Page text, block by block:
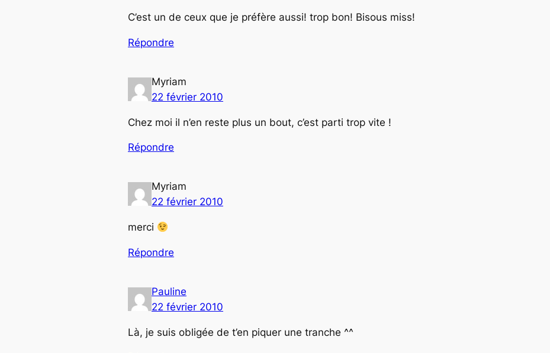
C’est un de ceux que je préfère aussi! trop bon! Bisous miss!
Répondre
Myriam
22 février 2010
Chez moi il n’en reste plus un bout, c’est parti trop vite !
Répondre
Myriam
22 février 2010
merci
Répondre
Pauline
22 février 2010
Là, je suis obligée de t’en piquer une tranche ^^